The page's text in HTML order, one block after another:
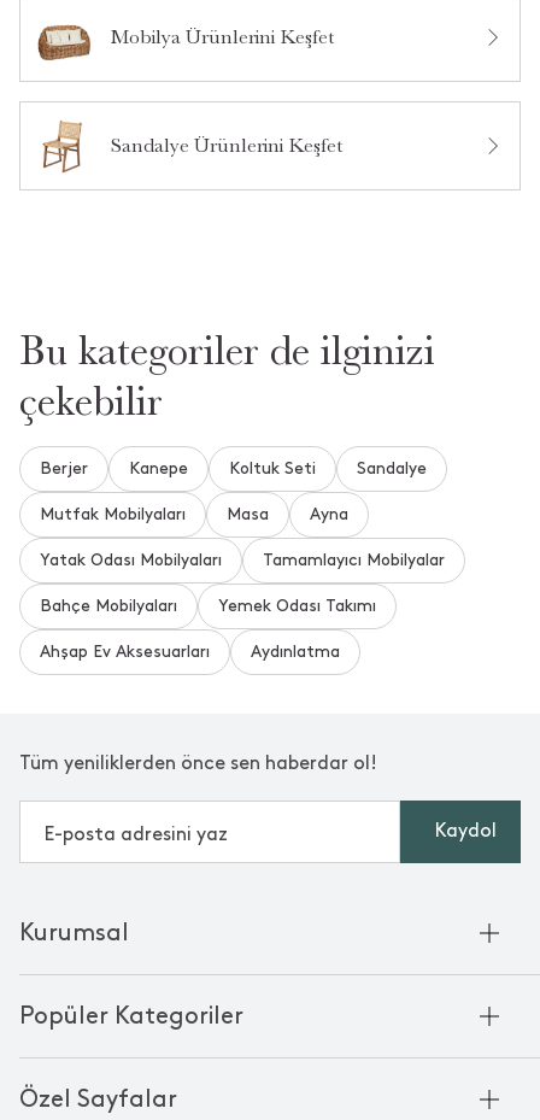
Mobilya Ürünlerini Keşfet
Sandalye Ürünlerini Keşfet
Bu kategoriler de ilginizi
çekebilir
Berjer Kanepe Koltuk Seti Sandalye
Mutfak Mobilyaları Masa Ayna
Yatak Odası Mobilyaları Tamamlayıcı Mobilyalar
Bahçe Mobilyaları Yemek Odası Takımı
Ahşap Ev Aksesuarları Aydınlatma
Tüm yeniliklerden önce sen haberdar ol!
Kaydol
Popüler Kategoriler
Bornoz
Özel Sayfalar
Kurumsal
Kurumsal Satış
Chakra Manifesto
Mağazalarımız